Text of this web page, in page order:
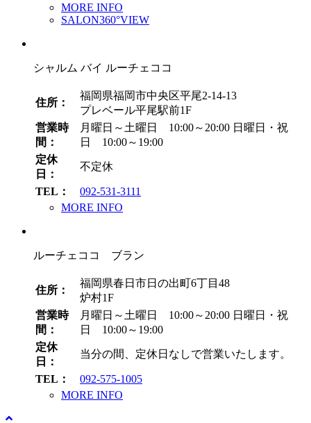
MORE INFO
SALON360°VIEW
シャルム バイ ルーチェココ
住所：
福岡県福岡市中央区平尾2-14-13
プレベール平尾駅前1F
営業時
間：
月曜日～土曜日 10:00～20:00 日曜日・祝
日 10:00～19:00
定休
日：
不定休
TEL：
092-531-3111
MORE INFO
ルーチェココ ブラン
住所：
福岡県春日市日の出町6丁目48
炉村1F
営業時
間：
月曜日～土曜日 10:00～20:00 日曜日・祝
日 10:00～19:00
定休
日：
当分の間、定休日なしで営業いたします。
TEL：
092-575-1005
MORE INFO